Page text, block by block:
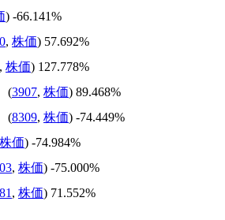
) -66.141%
, 株価) 57.692%
, 株価) 127.778%
(3907, 株価) 89.468%
(8309, 株価) -74.449%
株価) -74.984%
, 株価) -75.000%
, 株価) 71.552%